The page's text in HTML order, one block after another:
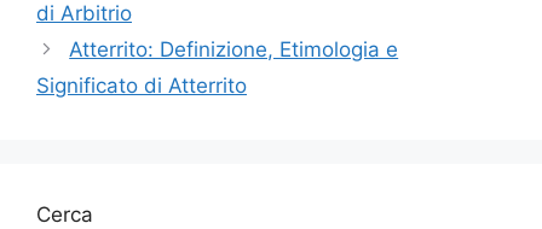
di Arbitrio
Atterrito: Definizione, Etimologia e
Significato di Atterrito
Cerca